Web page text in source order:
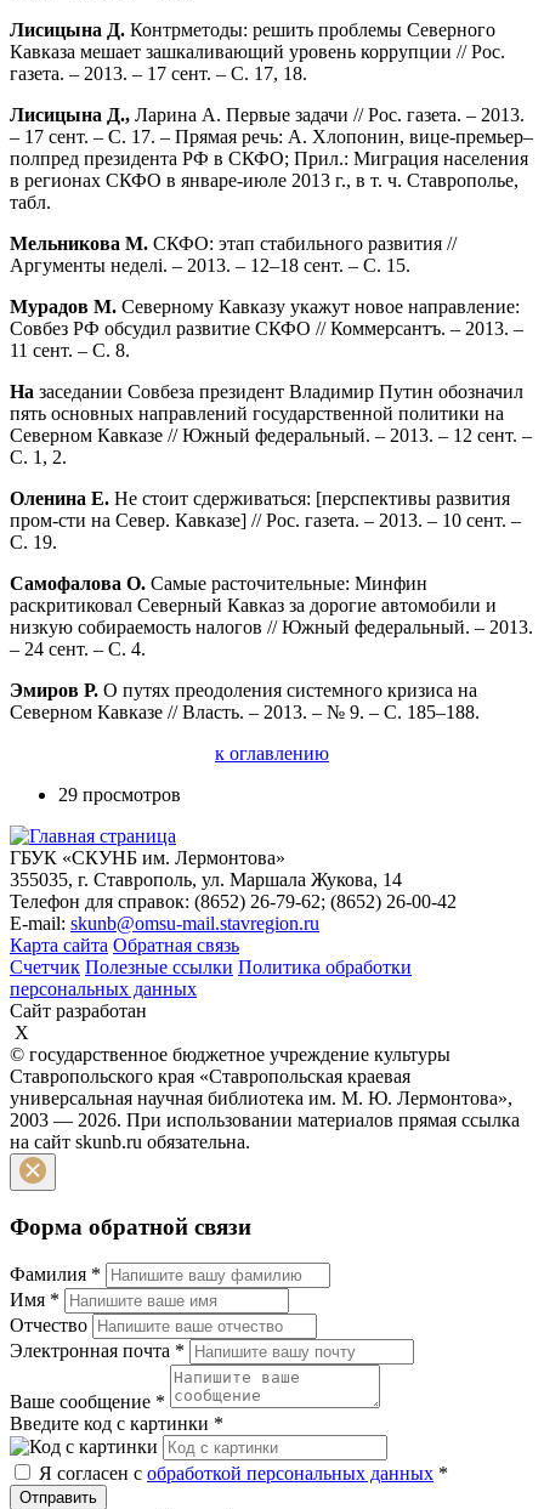
Лисицына Д. Контрметоды: решить проблемы Северного
Кавказа мешает зашкаливающий уровень коррупции // Рос.
газета. – 2013. – 17 сент. – С. 17, 18.
Лисицына Д., Ларина А. Первые задачи // Рос. газета. – 2013.
– 17 сент. – С. 17. – Прямая речь: А. Хлопонин, вице-премьер–
полпред президента РФ в СКФО; Прил.: Миграция населения
в регионах СКФО в январе-июле 2013 г., в т. ч. Ставрополье,
табл.
Мельникова М. СКФО: этап стабильного развития //
Аргументы неделi. – 2013. – 12–18 сент. – С. 15.
Мурадов М. Северному Кавказу укажут новое направление:
Совбез РФ обсудил развитие СКФО // Коммерсантъ. – 2013. –
11 сент. – С. 8.
На заседании Совбеза президент Владимир Путин обозначил
пять основных направлений государственной политики на
Северном Кавказе // Южный федеральный. – 2013. – 12 сент. –
С. 1, 2.
Оленина Е. Не стоит сдерживаться: [перспективы развития
пром-сти на Север. Кавказе] // Рос. газета. – 2013. – 10 сент. –
С. 19.
Самофалова О. Самые расточительные: Минфин
раскритиковал Северный Кавказ за дорогие автомобили и
низкую собираемость налогов // Южный федеральный. – 2013.
– 24 сент. – С. 4.
Эмиров Р. О путях преодоления системного кризиса на
Северном Кавказе // Власть. – 2013. – № 9. – С. 185–188.
к оглавлению
29 просмотров
ГБУК «СКУНБ им. Лермонтова»
355035, г. Ставрополь, ул. Маршала Жукова, 14
Телефон для справок: (8652) 26-79-62; (8652) 26-00-42
E-mail: skunb@omsu-mail.stavregion.ru
Карта сайта Обратная связь
Счетчик Полезные ссылки Политика обработки
персональных данных
Сайт разработан
X
© государственное бюджетное учреждение культуры
Ставропольского края «Ставропольская краевая
универсальная научная библиотека им. М. Ю. Лермонтова»,
2003 — 2026. При использовании материалов прямая ссылка
на сайт skunb.ru обязательна.
Форма обратной связи
Фамилия *
Имя *
Отчество
Электронная почта *
Ваше сообщение *
Введите код с картинки *
Я согласен с обработкой персональных данных *
Отправить